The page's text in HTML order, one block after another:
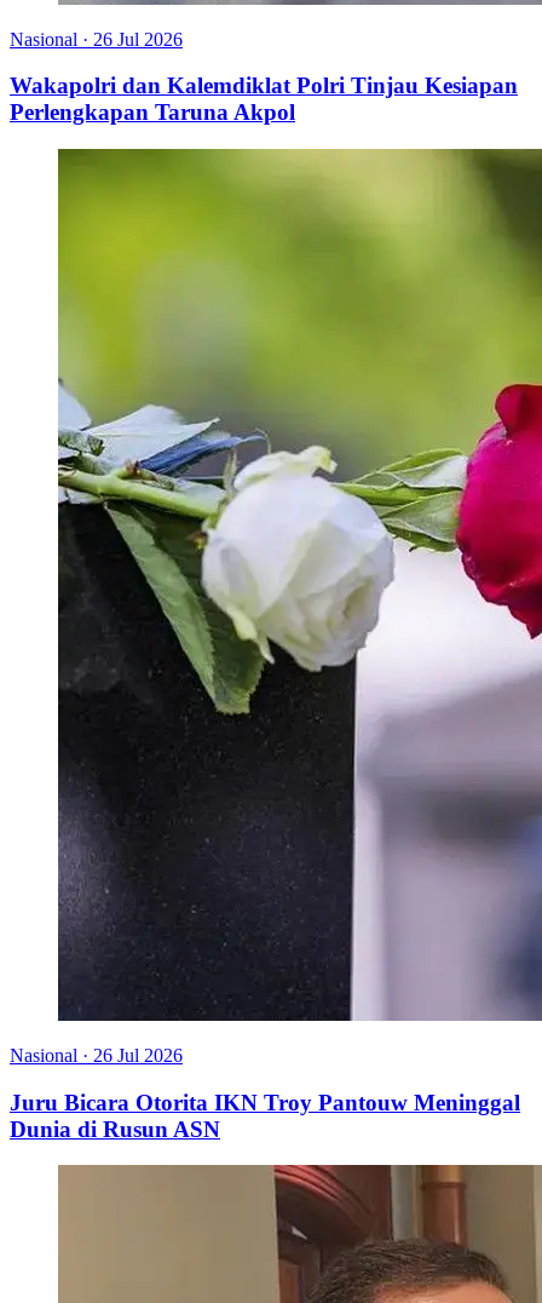
Nasional · 26 Jul 2026
Wakapolri dan Kalemdiklat Polri Tinjau Kesiapan
Perlengkapan Taruna Akpol
Nasional · 26 Jul 2026
Juru Bicara Otorita IKN Troy Pantouw Meninggal
Dunia di Rusun ASN